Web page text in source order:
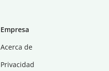
Empresa
Acerca de
Privacidad